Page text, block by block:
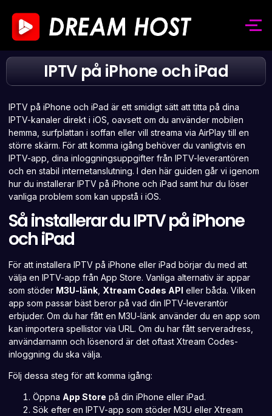
IPTV på iPhone och iPad
IPTV på iPhone och iPad är ett smidigt sätt att titta på dina
IPTV-kanaler direkt i iOS, oavsett om du använder mobilen
hemma, surfplattan i soffan eller vill streama via AirPlay till en
större skärm. För att komma igång behöver du vanligtvis en
IPTV-app, dina inloggningsuppgifter från IPTV-leverantören
och en stabil internetanslutning. I den här guiden går vi igenom
hur du installerar IPTV på iPhone och iPad samt hur du löser
vanliga problem som kan uppstå i iOS.
Så installerar du IPTV på iPhone
och iPad
För att installera IPTV på iPhone eller iPad börjar du med att
välja en IPTV-app från App Store. Vanliga alternativ är appar
som stöder M3U-länk Xtream Codes API eller båda. Vilken
app som passar bäst beror på vad din IPTV-leverantör
erbjuder. Om du har fått en M3U-länk använder du en app som
kan importera spellistor via URL. Om du har fått serveradress,
användarnamn och lösenord är det oftast Xtream Codes-
inloggning du ska välja.
Följ dessa steg för att komma igång:
Öppna App Store på din iPhone eller iPad.
Sök efter en IPTV-app som stöder M3U eller Xtream